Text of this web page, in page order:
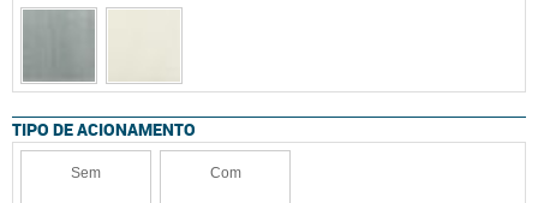
TIPO DE ACIONAMENTO
Sem Com